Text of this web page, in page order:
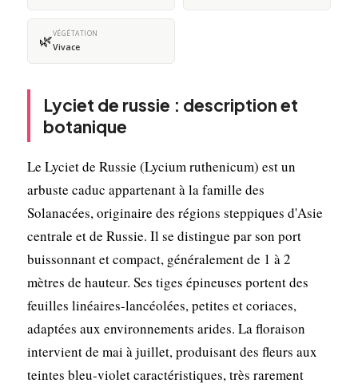
🌿VÉGÉTATION
Vivace
Lyciet de russie : description et
botanique
Le Lyciet de Russie (Lycium ruthenicum) est un
arbuste caduc appartenant à la famille des
Solanacées, originaire des régions steppiques d'Asie
centrale et de Russie. Il se distingue par son port
buissonnant et compact, généralement de 1 à 2
mètres de hauteur. Ses tiges épineuses portent des
feuilles linéaires-lancéolées, petites et coriaces,
adaptées aux environnements arides. La floraison
intervient de mai à juillet, produisant des fleurs aux
teintes bleu-violet caractéristiques, très rarement